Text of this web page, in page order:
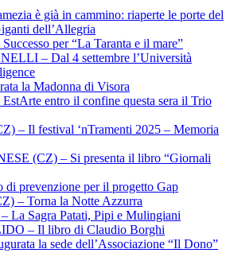
è già in cammino: riaperte le porte del
dell’Allegria
per “La Taranta e il mare”
– Dal 4 settembre l’Università
la Madonna di Visora
entro il confine questa sera il Trio
– Il festival ‘nTramenti 2025 – Memoria
(CZ) – Si presenta il libro “Giornali
di prevenzione per il progetto Gap
– Torna la Notte Azzurra
La Sagra Patati, Pipi e Mulingiani
– Il libro di Claudio Borghi
la sede dell’Associazione “Il Dono”